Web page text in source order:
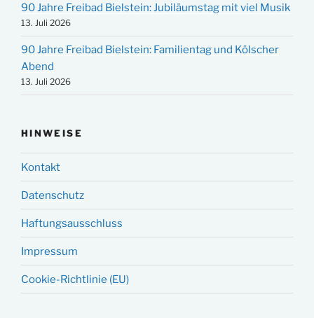
90 Jahre Freibad Bielstein: Jubiläumstag mit viel Musik
13. Juli 2026
90 Jahre Freibad Bielstein: Familientag und Kölscher
Abend
13. Juli 2026
HINWEISE
Kontakt
Datenschutz
Haftungsausschluss
Impressum
Cookie-Richtlinie (EU)